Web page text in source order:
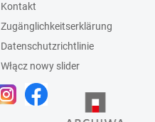
Kontakt
Zugänglichkeitserklärung
Datenschutzrichtlinie
Włącz nowy slider